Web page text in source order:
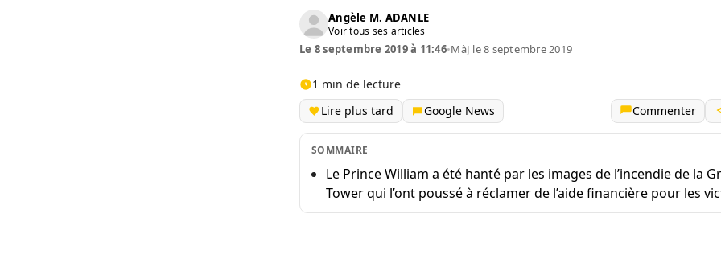
Angèle M. ADANLE
Voir tous ses articles
Le 8 septembre 2019 à 11:46•MàJ le 8 septembre 2019
1 min de lecture
Lire plus tard
Google News Commenter
SOMMAIRE
Le Prince William a été hanté par les images de l’incendie de la
Tower qui l’ont poussé à réclamer de l’aide financière pour les